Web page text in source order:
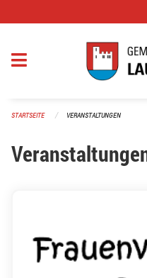
STARTSEITE VERANSTALTUNGEN